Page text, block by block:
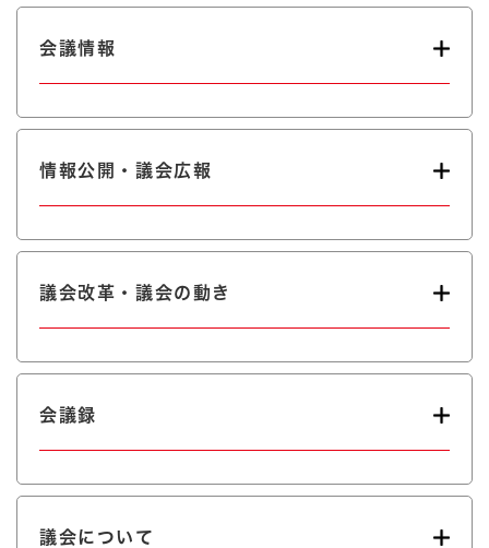
会議情報
情報公開・議会広報
議会改革・議会の動き
会議録
議会について